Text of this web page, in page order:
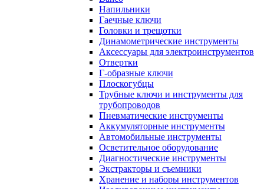
Напильники
Гаечные ключи
Головки и трещотки
Динамометрические инструменты
Аксессуары для электроинструментов
Отвертки
Г-образные ключи
Плоскогубцы
Трубные ключи и инструменты для
трубопроводов
Пневматические инструменты
Аккумуляторные инструменты
Автомобильные инструменты
Осветительное оборудование
Диагностические инструменты
Экстракторы и съемники
Хранение и наборы инструментов